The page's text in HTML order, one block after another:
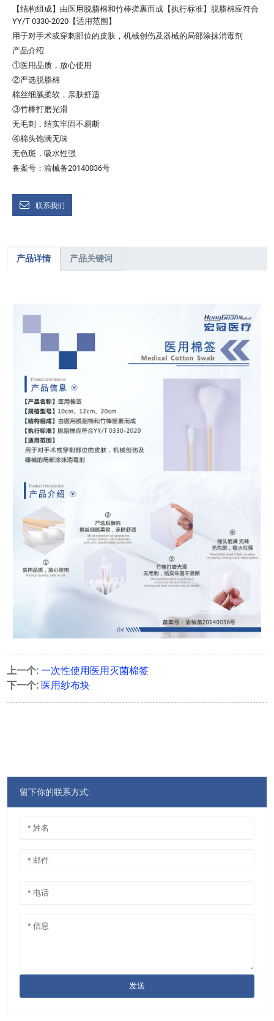
【结构组成】由医用脱脂棉和竹棒搓裹而成【执行标准】脱脂棉应符合
YY/T 0330-2020【适用范围】
用于对手术或穿刺部位的皮肤，机械创伤及器械的局部涂抹消毒剂
产品介绍
①医用品质，放心使用
②严选脱脂棉
棉丝细腻柔软，亲肤舒适
③竹棒打磨光滑
无毛刺，结实牢固不易断
④棉头饱满无味
无色斑，吸水性强
备案号：渝械备20140036号
联系我们
产品详情 产品关键词
上一个: 一次性使用医用灭菌棉签
下一个: 医用纱布块
留下你的联系方式:
发送